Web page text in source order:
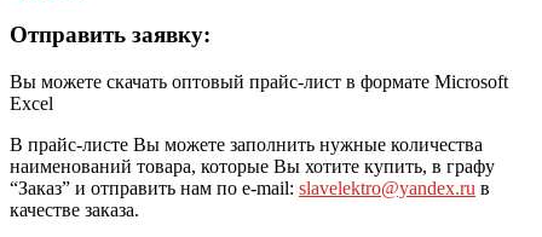
Отправить заявку:
Вы можете скачать оптовый прайс-лист в формате Microsoft
Excel
В прайс-листе Вы можете заполнить нужные количества
наименований товара, которые Вы хотите купить, в графу
“Заказ” и отправить нам по e-mail: slavelektro@yandex.ru в
качестве заказа.